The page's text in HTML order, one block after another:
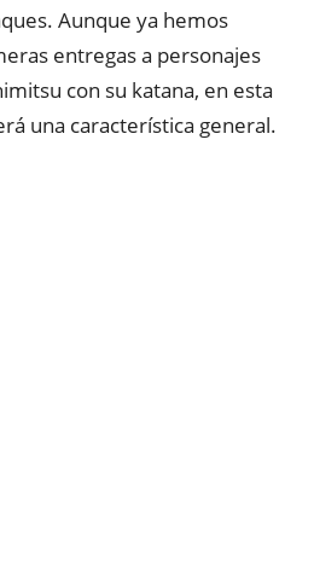
Aunque ya hemos
entregas a personajes
con su katana, en esta
una característica general.